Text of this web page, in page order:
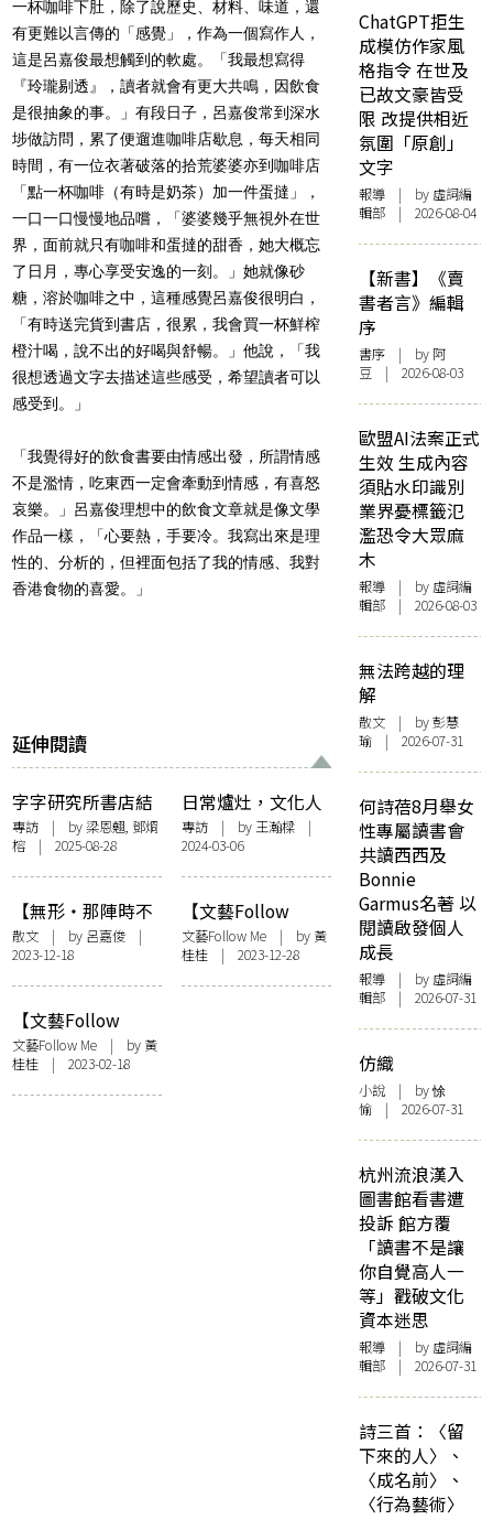
一杯咖啡下肚，除了說歷史、材料、味道，還
有更難以言傳的「感覺」，作為一個寫作人，
這是呂嘉俊最想觸到的軟處。「我最想寫得
『玲瓏剔透』，讀者就會有更大共鳴，因飲食
是很抽象的事。」有段日子，呂嘉俊常到深水
埗做訪問，累了便遛進咖啡店歇息，每天相同
時間，有一位衣著破落的拾荒婆婆亦到咖啡店
「點一杯咖啡（有時是奶茶）加一件蛋撻」，
一口一口慢慢地品嚐，「婆婆幾乎無視外在世
界，面前就只有咖啡和蛋撻的甜香，她大概忘
了日月，專心享受安逸的一刻。」她就像砂
糖，溶於咖啡之中，這種感覺呂嘉俊很明白，
「有時送完貨到書店，很累，我會買一杯鮮榨
橙汁喝，說不出的好喝與舒暢。」他說，「我
很想透過文字去描述這些感受，希望讀者可以
感受到。」
「我覺得好的飲食書要由情感出發，所謂情感
不是濫情，吃東西一定會牽動到情感，有喜怒
哀樂。」呂嘉俊理想中的飲食文章就是像文學
作品一樣，「心要熱，手要冷。我寫出來是理
性的、分析的，但裡面包括了我的情感、我對
香港食物的喜愛。」
延伸閱讀
字字研究所書店結
業 持續出版 以編輯
之心灌溉香港飲食
文化書寫 呂嘉俊：
「不扮高深，只求
傳真」
專訪 | by 梁恩翹, 鄧烱
榕 | 2025-08-28
日常爐灶，文化人
情——訪《小食
部》作者鄒芷茵
專訪| by 王瀚樑 |
2024-03-06
【無形・那陣時不
知道的滋味】年年
有餘
散文 | by 呂嘉俊 |
2023-12-18
【文藝Follow
Me】許鞍華《詩》
——把詩歌影像化
文藝Follow Me| by 黃
桂桂 | 2023-12-28
【文藝Follow
Me】從飲食男女到
飲食書店 「字字
研究所」呂嘉俊：
文藝Follow Me | by 黃
桂桂 | 2023-02-18
ChatGPT拒生
成模仿作家風
格指令 在世及
已故文豪皆受
限 改提供相近
氛圍「原創」
文字
報導 | by 虛詞編
輯部 | 2026-08-04
【新書】《賣
書者言》編輯
序
書序 | by 阿
豆 | 2026-08-03
歐盟AI法案正式
生效 生成內容
須貼水印識別
業界憂標籤氾
濫恐令大眾麻
木
報導 | by 虛詞編
輯部 | 2026-08-03
無法跨越的理
解
散文 | by 彭慧
瑜 | 2026-07-31
何詩蓓8月舉女
性專屬讀書會
共讀西西及
Bonnie
Garmus名著 以
閱讀啟發個人
成長
報導 | by 虛詞編
輯部 | 2026-07-31
仿織
小說 | by 悇
愉 | 2026-07-31
杭州流浪漢入
圖書館看書遭
投訴 館方覆
「讀書不是讓
你自覺高人一
等」戳破文化
資本迷思
報導 | by 虛詞編
輯部 | 2026-07-31
詩三首：〈留
下來的人〉、
〈成名前〉、
〈行為藝術〉